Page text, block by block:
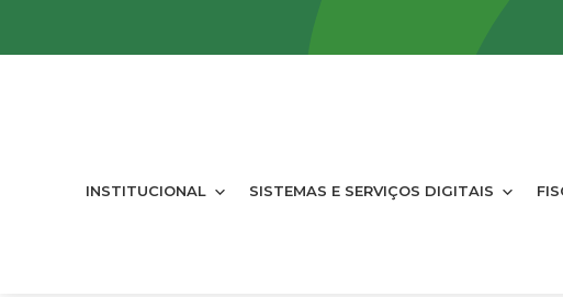
INSTITUCIONAL SISTEMAS E SERVIÇOS DIGITAIS